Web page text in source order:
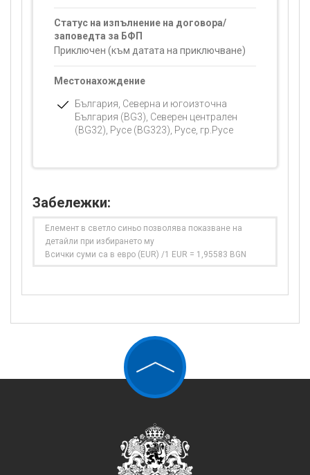
Статус на изпълнение на договора/
заповедта за БФП
Приключен (към датата на приключване)
Местонахождение
България, Северна и югоизточна
България (BG3), Северен централен
(BG32), Русе (BG323), Русе, гр.Русе
Забележки:
Елемент в светло синьо позволява показване на
детайли при избирането му
Всички суми са в евро (EUR) /1 EUR = 1,95583 BGN